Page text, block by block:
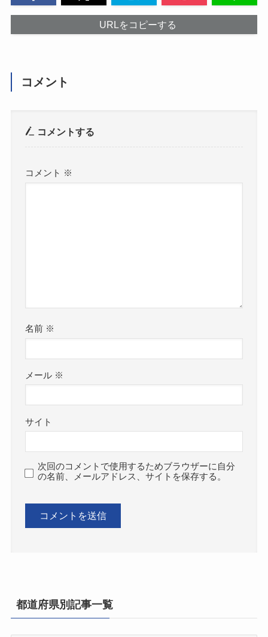
URLをコピーする
コメント
コメントする
コメント ※
名前 ※
メール ※
サイト
次回のコメントで使用するためブラウザーに自分
の名前、メールアドレス、サイトを保存する。
都道府県別記事一覧